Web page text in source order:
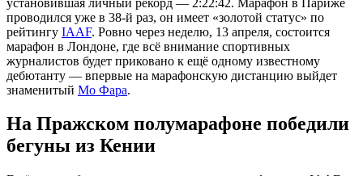
проводился уже в 38-й раз, он имеет «золотой статус» по
рейтингу IAAF. Ровно через неделю, 13 апреля, состоится
марафон в Лондоне, где всё внимание спортивных
журналистов будет приковано к ещё одному известному
дебютанту — впервые на марафонскую дистанцию выйдет
знаменитый Мо Фара.
На Пражском полумарафоне победили
бегуны из Кении